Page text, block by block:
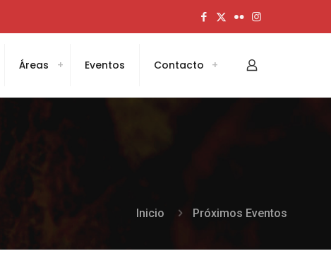
Áreas Eventos Contacto
Inicio Próximos Eventos